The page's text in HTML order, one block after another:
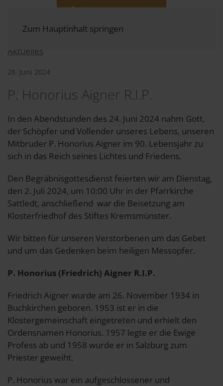
Zum Hauptinhalt springen
Aktuelles
28. Juni 2024
P. Honorius Aigner R.I.P.
In den Abendstunden des 24. Juni 2024 nahm Gott,
der Schöpfer und Vollender unseres Lebens, unseren
Mitbruder P. Honorius Aigner im 90. Lebensjahr zu
sich in das Reich seines Lichtes und Friedens.
Den Begräbnisgottesdienst feierten wir am Dienstag,
den 2. Juli 2024, um 10:00 Uhr in der Pfarrkirche
Sattledt, anschließend war die Beisetzung am
Klosterfriedhof des Stiftes Kremsmünster.
Wir bitten für unseren Verstorbenen um das Gebet
und um das Gedenken beim heiligen Messopfer.
P. Honorius (Friedrich) Aigner R.I.P.
Friedrich Aigner wurde am 26. November 1934 in
Buchkirchen geboren. 1953 ist er in die
Klostergemeinschaft eingetreten und erhielt den
Ordensnamen Honorius. 1957 legte er die Ewige
Profess ab und 1958 wurde er in Salzburg zum
Priester geweiht.
P. Honorius war ein aufgeschlossener und